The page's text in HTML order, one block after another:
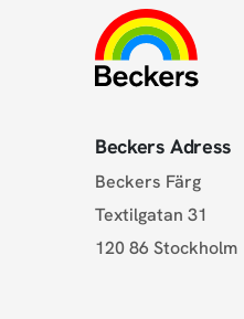
Beckers Adress
Beckers Färg
Textilgatan 31
120 86 Stockholm